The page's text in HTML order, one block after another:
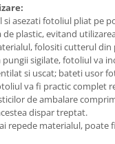
si asezati fotoliul pliat pe
plastic, evitand
folositi cutterul din
pungii sigilate, fotoliul va
si uscat; bateti usor
va fi practic complet
de ambalare
dispar treptat.
repede materialul, poate